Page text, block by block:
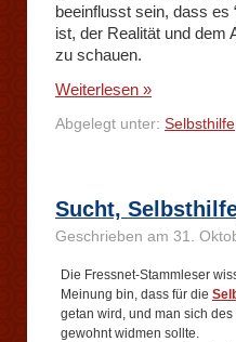
beeinflusst sein, dass es
ist, der Realität und
zu schauen.
Weiterlesen »
Abgelegt unter: Selbsthilfe
Sucht,
Geschrieben am 31.
Die Fressnet-Stammleser
Meinung bin, dass für die
getan wird, und man sich
gewohnt widmen sollte.